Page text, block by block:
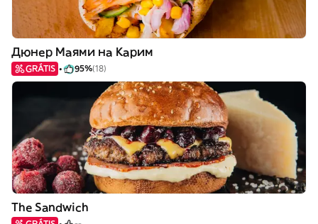
Дюнер Маями на Карим
GRÁTIS 95%(18)
The Sandwich